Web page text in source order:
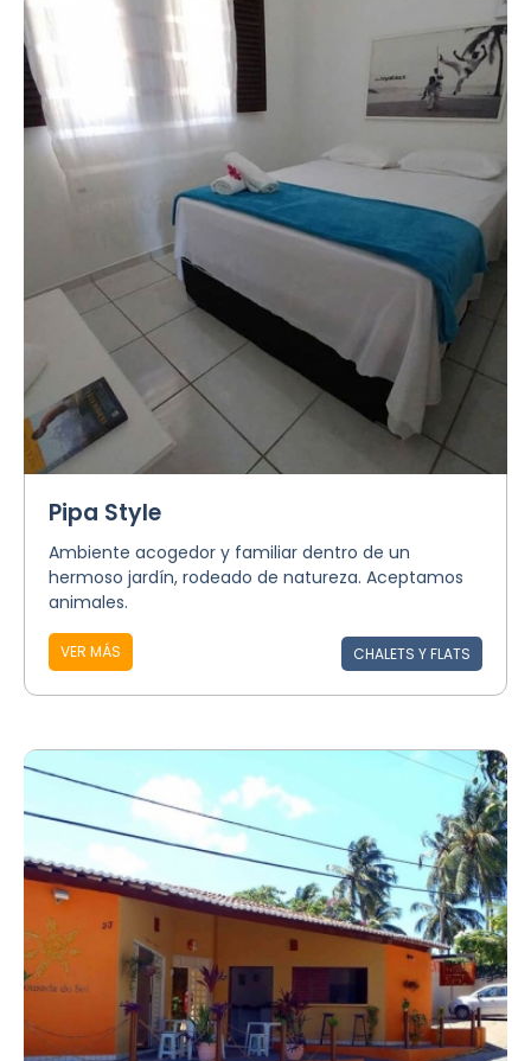
Pipa Style
Ambiente acogedor y familiar dentro de un
hermoso jardín, rodeado de natureza. Aceptamos
animales.
VER MÁS CHALETS Y FLATS